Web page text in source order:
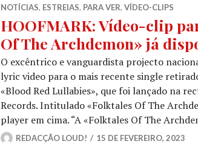
NOTÍCIAS, ESTREIAS, PARA VER, VÍDEO-CLIPS
HOOFMARK: Vídeo-clip
Of The Archdemon» já
O excêntrico e vanguardista projecto
lyric video para o mais recente single
«Blood Red Lullabies», que foi lançado na
Records. Intitulado «Folktales Of The
player em cima. “A «Folktales Of The
REDACÇÃO LOUD! 15 DE FEVEREIRO, 2023